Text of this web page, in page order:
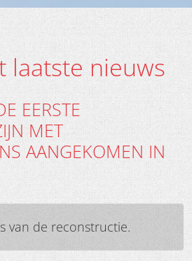
laatste nieuws
EERSTE
MET
AANGEKOMEN IN
van de reconstructie.